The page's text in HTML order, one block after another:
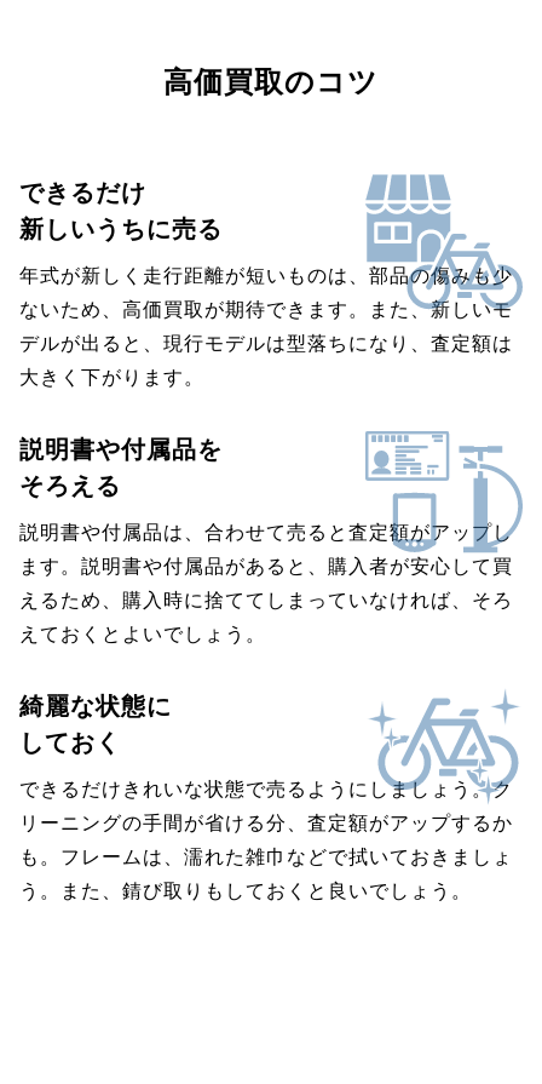
高価買取のコツ
できるだけ
新しいうちに売る
年式が新しく走行距離が短いものは、部品の傷みも少
ないため、高価買取が期待できます。また、新しいモ
デルが出ると、現行モデルは型落ちになり、査定額は
大きく下がります。
説明書や付属品を
そろえる
説明書や付属品は、合わせて売ると査定額がアップし
ます。説明書や付属品があると、購入者が安心して買
えるため、購入時に捨ててしまっていなければ、そろ
えておくとよいでしょう。
綺麗な状態に
しておく
できるだけきれいな状態で売るようにしましょう。ク
リーニングの手間が省ける分、査定額がアップするか
も。フレームは、濡れた雑巾などで拭いておきましょ
う。また、錆び取りもしておくと良いでしょう。